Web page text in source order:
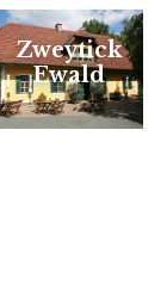
Zweytick
Ewald